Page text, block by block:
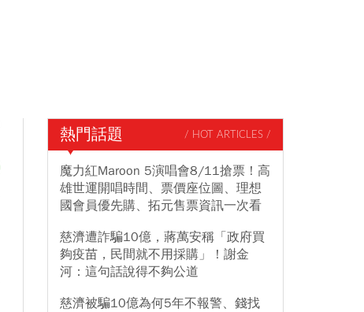
熱門話題 / HOT ARTICLES /
魔力紅Maroon 5演唱會8/11搶票！高
雄世運開唱時間、票價座位圖、理想
國會員優先購、拓元售票資訊一次看
慈濟遭詐騙10億，蔣萬安稱「政府買
夠疫苗，民間就不用採購」！謝金
河：這句話說得不夠公道
慈濟被騙10億為何5年不報警、錢找